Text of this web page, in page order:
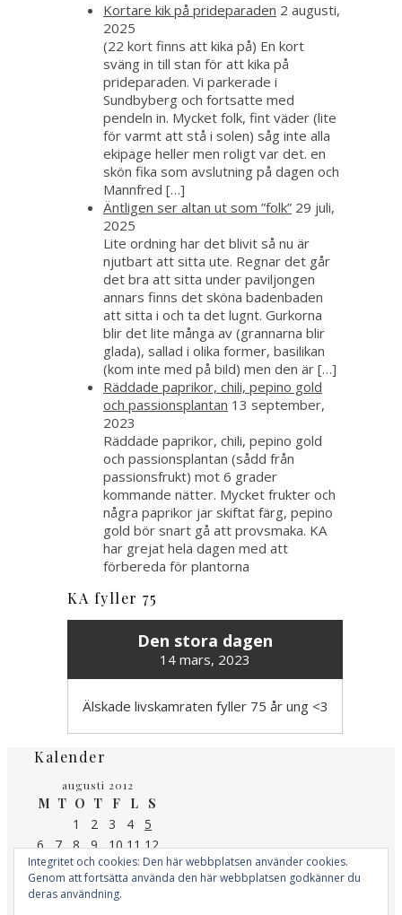
Kortare kik på prideparaden 2 augusti,
2025
(22 kort finns att kika på) En kort
sväng in till stan för att kika på
prideparaden. Vi parkerade i
Sundbyberg och fortsatte med
pendeln in. Mycket folk, fint väder (lite
för varmt att stå i solen) såg inte alla
ekipage heller men roligt var det. en
skön fika som avslutning på dagen och
Mannfred […]
Äntligen ser altan ut som ”folk” 29 juli,
2025
Lite ordning har det blivit så nu är
njutbart att sitta ute. Regnar det går
det bra att sitta under paviljongen
annars finns det sköna badenbaden
att sitta i och ta det lugnt. Gurkorna
blir det lite många av (grannarna blir
glada), sallad i olika former, basilikan
(kom inte med på bild) men den är […]
Räddade paprikor, chili, pepino gold
och passionsplantan 13 september,
2023
Räddade paprikor, chili, pepino gold
och passionsplantan (sådd från
passionsfrukt) mot 6 grader
kommande nätter. Mycket frukter och
några paprikor jar skiftat färg, pepino
gold bör snart gå att provsmaka. KA
har grejat hela dagen med att
förbereda för plantorna
KA fyller 75
Den stora dagen
14 mars, 2023
Älskade livskamraten fyller 75 år ung <3
Kalender
augusti 2012
M T O T F L
S
1
2 3 4
5
6
7 8 9 10 11 12
13 14 15 16 17 18 19
20 21 22 23 24 25 26
31
Integritet och cookies: Den här webbplatsen använder cookies.
Genom att fortsätta använda den här webbplatsen godkänner du
deras användning.